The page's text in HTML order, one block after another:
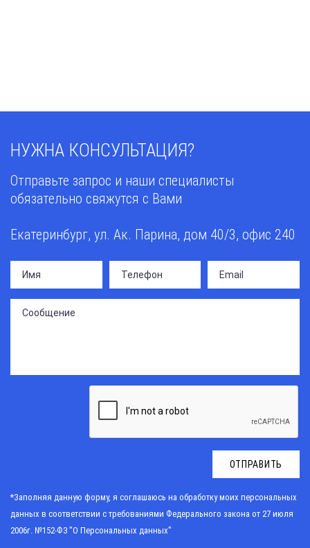
НУЖНА КОНСУЛЬТАЦИЯ?
Отправьте запрос и наши специалисты
обязательно свяжутся с Вами
Екатеринбург, ул. Ак. Парина, дом 40/3, офис 240
ОТПРАВИТЬ
*Заполняя данную форму, я соглашаюсь на обработку моих персональных
данных в соответствии с требованиями Федерального закона от 27 июля
2006г. №152-Ф3 "О Персональных данных"